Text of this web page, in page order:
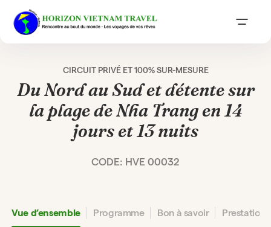
CIRCUIT PRIVÉ ET 100% SUR-MESURE
Du Nord au Sud et détente sur
la plage de Nha Trang en 14
jours et 13 nuits
CODE: HVE 00032
Vue d’ensemble Programme Bon à savoir Prestation